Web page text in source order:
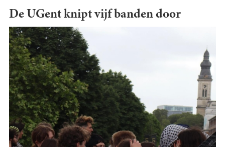
De UGent knipt vijf banden door